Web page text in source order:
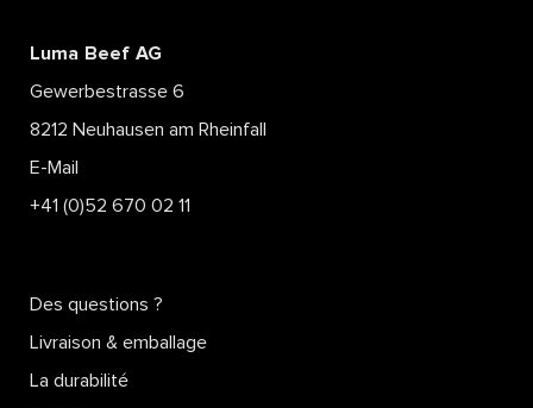
Luma Beef AG
Gewerbestrasse 6
8212 Neuhausen am Rheinfall
E-Mail
+41 (0)52 670 02 11
Des questions ?
Livraison & emballage
La durabilité